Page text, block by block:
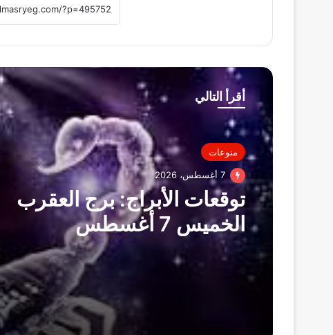
أقرأ التالي
منوعات
7 أغسطس، 2026
توقعات الأبراج: برج العقرب
الخميس 7 أغسطس